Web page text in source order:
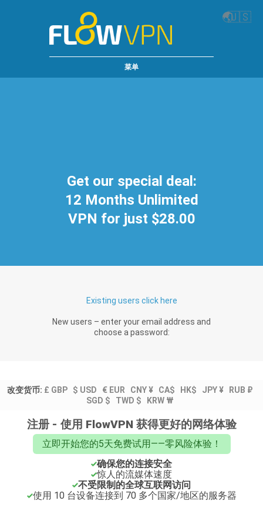
🌏🇺🇸
菜单
Get our special deal:
12 Months Unlimited
VPN for just $28.00
Existing users click here
New users – enter your email address and
choose a password:
改变货币: £ GBP $ USD € EUR CNY ¥ CA$ HK$ JPY ¥
RUB ₽
SGD $
TWD $ KRW ₩
注册 - 使用 FlowVPN 获得更好的网络体验
立即开始您的5天免费试用——零风险体验！
确保您的连接安全
惊人的流媒体速度
不受限制的全球互联网访问
使用 10 台设备连接到 70 多个国家/地区的服务器